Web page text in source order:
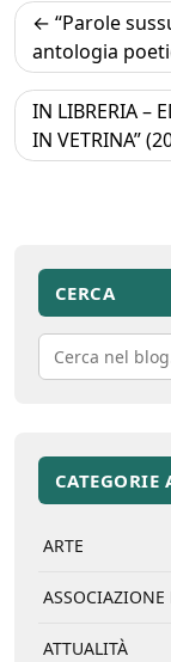
articoli
“Parole
antologia
IN LIBRERIA –
IN VETRINA”
CERCA
CATEGORIE
ARTE
ATTUALITÀ